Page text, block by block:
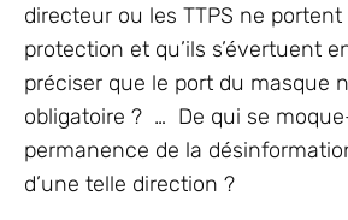
directeur ou les TTPS ne portent
protection et qu’ils s’évertuent
préciser que le port du masque
obligatoire ? … De qui se
permanence de la
d’une telle direction ?